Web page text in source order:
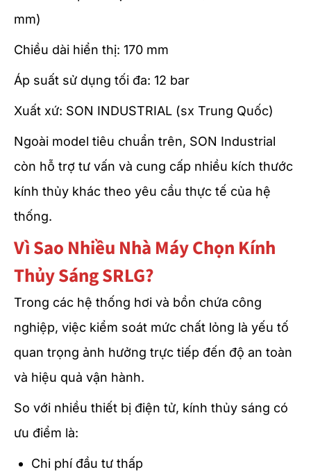
mm)
Chiều dài hiển thị: 170 mm
Áp suất sử dụng tối đa: 12 bar
Xuất xứ: SON INDUSTRIAL (sx Trung Quốc)
Ngoài model tiêu chuẩn trên, SON Industrial
còn hỗ trợ tư vấn và cung cấp nhiều kích thước
kính thủy khác theo yêu cầu thực tế của hệ
thống.
Vì Sao Nhiều Nhà Máy Chọn Kính
Thủy Sáng SRLG?
Trong các hệ thống hơi và bồn chứa công
nghiệp, việc kiểm soát mức chất lỏng là yếu tố
quan trọng ảnh hưởng trực tiếp đến độ an toàn
và hiệu quả vận hành.
So với nhiều thiết bị điện tử, kính thủy sáng có
ưu điểm là:
Chi phí đầu tư thấp